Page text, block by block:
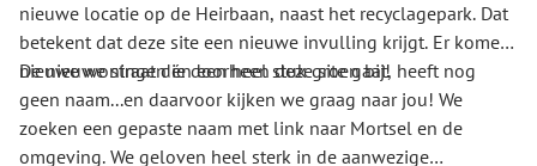
nieuwe locatie op de Heirbaan, naast het recyclagepark. Dat
betekent dat deze site een nieuwe invulling krijgt. Er komen
nieuwe woningen én een heel stuk groen bij!
De nieuwe straat die doorheen deze site gaat, heeft nog
geen naam...en daarvoor kijken we graag naar jou! We
zoeken een gepaste naam met link naar Mortsel en de
omgeving. We geloven heel sterk in de aanwezige